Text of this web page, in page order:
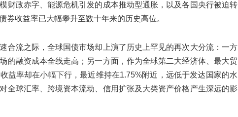
财政赤字、能源危机引发的成本推动型通胀，以及各国央行被迫转
券收益率已大幅攀升至数十年来的历史高位。
合流之际，全球国债市场却上演了历史上罕见的再次大分流：一方
的融资成本全线走高；另一方面，作为全球第二大经济体、最大贸
益率却在小幅下行，最近维持在1.75%附近，远低于发达国家的水
全球汇率、跨境资本流动、信用扩张及大类资产价格产生深远的影